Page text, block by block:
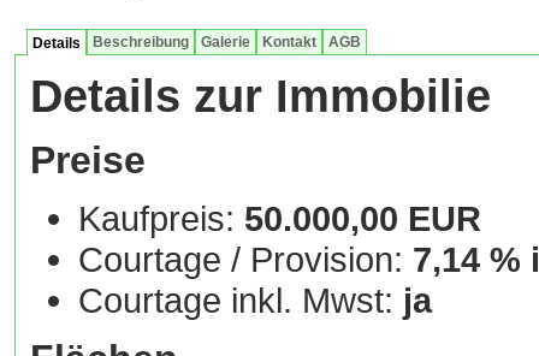
Details Beschreibung Galerie Kontakt AGB
Details zur Immobilie
Preise
Kaufpreis: 50.000,00 EUR
Courtage / Provision: 7,14 %
Courtage inkl. Mwst: ja